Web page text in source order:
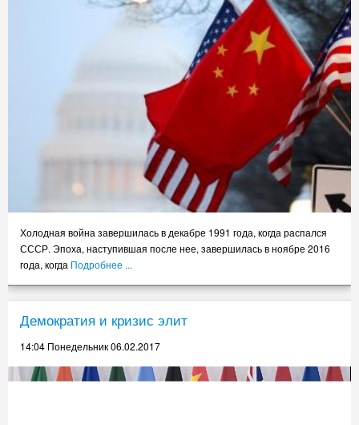
Холодная война завершилась в декабре 1991 года, когда распался
СССР. Эпоха, наступившая после нее, завершилась в ноябре 2016
года, когда Подробнее ...
Демократия и кризис элит
14:04 Понедельник 06.02.2017